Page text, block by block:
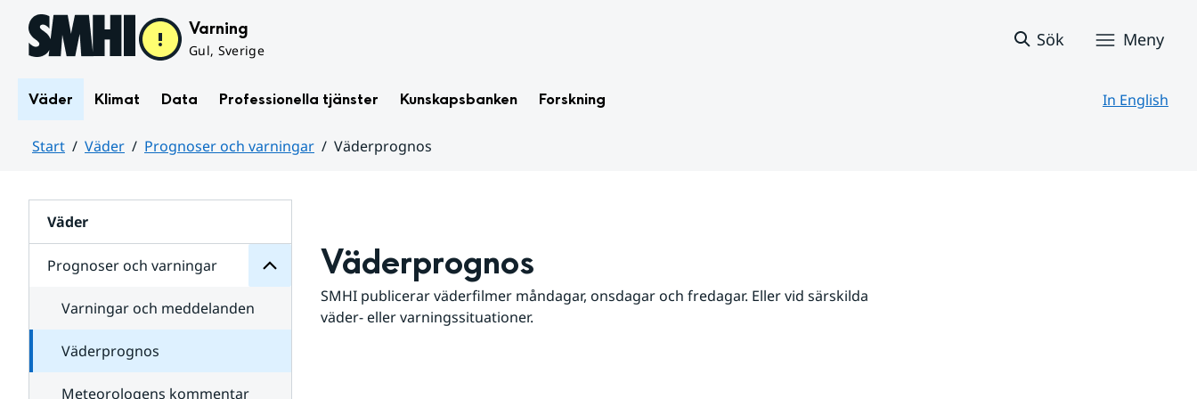
Hoppa till sidans innehåll Varning
Gul, Sverige
Sök Meny
Väder Klimat Data Professionella tjänster Kunskapsbanken Forskning In English
Start Väder Prognoser och varningar
Väderprognos
Väder
Prognoser och varningar
för
varningar
Varningar och meddelanden
Väderprognos
Meteorologens kommentar
Väderprognos
SMHI publicerar väderfilmer måndagar, onsdagar och fredagar. Eller vid särskilda
väder- eller varningssituationer.